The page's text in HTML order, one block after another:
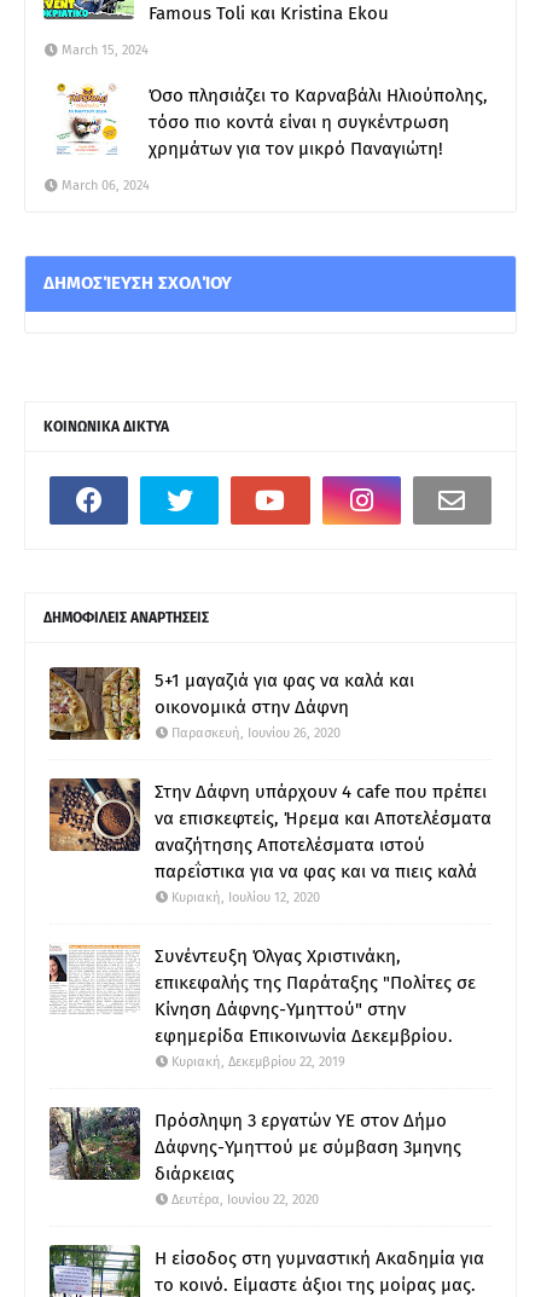
Famous Toli και Kristina Ekou
March 15, 2024
Όσο πλησιάζει το Καρναβάλι Ηλιούπολης,
τόσο πιο κοντά είναι η συγκέντρωση
χρημάτων για τον μικρό Παναγιώτη!
March 06, 2024
ΔΗΜΟΣΊΕΥΣΗ ΣΧΟΛΊΟΥ
ΚΟΙΝΩΝΙΚΑ ΔΙΚΤΥΑ
ΔΗΜΟΦΙΛΕΙΣ ΑΝΑΡΤΗΣΕΙΣ
5+1 μαγαζιά για φας να καλά και
οικονομικά στην Δάφνη
Παρασκευή, Ιουνίου 26, 2020
Στην Δάφνη υπάρχουν 4 cafe που πρέπει
να επισκεφτείς, Ήρεμα και Αποτελέσματα
αναζήτησης Αποτελέσματα ιστού
παρεΐστικα για να φας και να πιεις καλά
Κυριακή, Ιουλίου 12, 2020
Συνέντευξη Όλγας Χριστινάκη,
επικεφαλής της Παράταξης "Πολίτες σε
Κίνηση Δάφνης-Υμηττού" στην
εφημερίδα Επικοινωνία Δεκεμβρίου.
Κυριακή, Δεκεμβρίου 22, 2019
Πρόσληψη 3 εργατών ΥΕ στον Δήμο
Δάφνης-Υμηττού με σύμβαση 3μηνης
διάρκειας
Δευτέρα, Ιουνίου 22, 2020
Η είσοδος στη γυμναστική Ακαδημία για
το κοινό. Είμαστε άξιοι της μοίρας μας.